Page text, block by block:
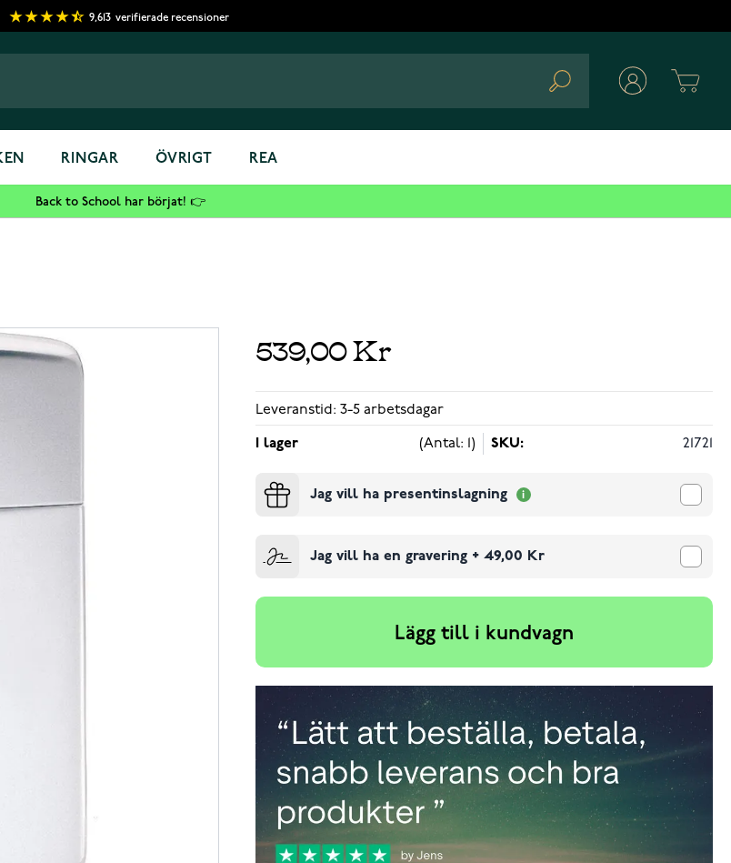
9,613 verifierade recensioner
Search
RINGAR ÖVRIGT REA
Back to School har börjat! 👉
539,00 Kr
Leveranstid: 3-5 arbetsdagar
I lager (Antal: 1) SKU: 21721
Jag vill ha presentinslagning
Jag vill ha en gravering+ 49,00 Kr
Lägg till i kundvagn